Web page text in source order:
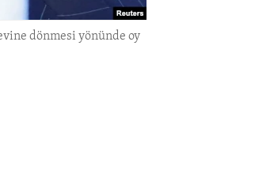
dönmesi yönünde oy